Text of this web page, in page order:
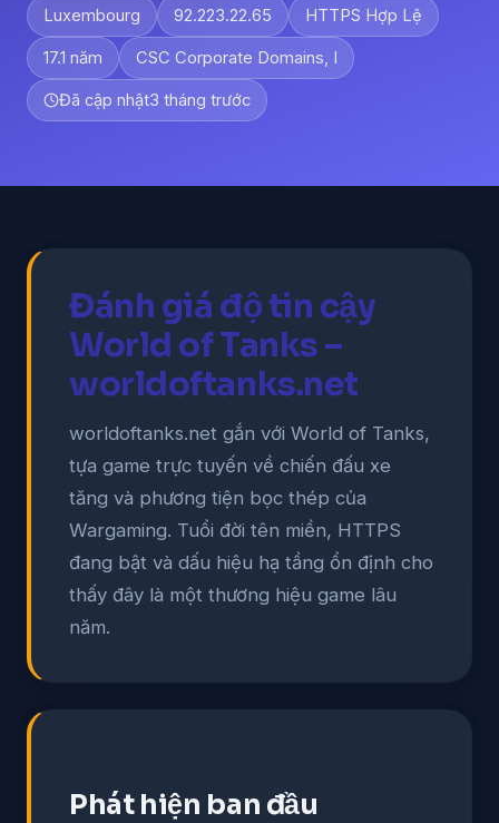
Luxembourg 92.223.22.65 HTTPS Hợp Lệ
17.1 năm CSC Corporate Domains, I
Đã cập nhật3 tháng trước
Đánh giá độ tin cậy
World of Tanks –
worldoftanks.net
worldoftanks.net gắn với World of Tanks,
tựa game trực tuyến về chiến đấu xe
tăng và phương tiện bọc thép của
Wargaming. Tuổi đời tên miền, HTTPS
đang bật và dấu hiệu hạ tầng ổn định cho
thấy đây là một thương hiệu game lâu
năm.
Phát hiện ban đầu